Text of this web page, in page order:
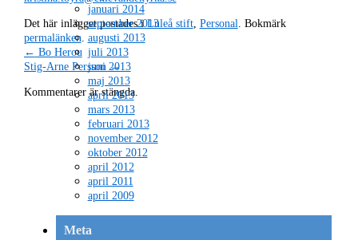
Det här inlägget postades iLuleå stift, Personal
. Bokmärk
permalänken
← Bo Herou
Stig-Arne Persson →
Kommentarer är stängda.
januari 2014
september 2013
augusti 2013
juli 2013
juni 2013
maj 2013
april 2013
mars 2013
februari 2013
november 2012
oktober 2012
april 2012
april 2011
april 2009
Meta